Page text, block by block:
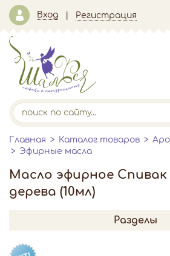
Вход Регистрация
Главная Каталог товаров
Эфирные масла
Масло эфирное
дерева (10мл)
Разделы